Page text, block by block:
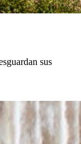
sus